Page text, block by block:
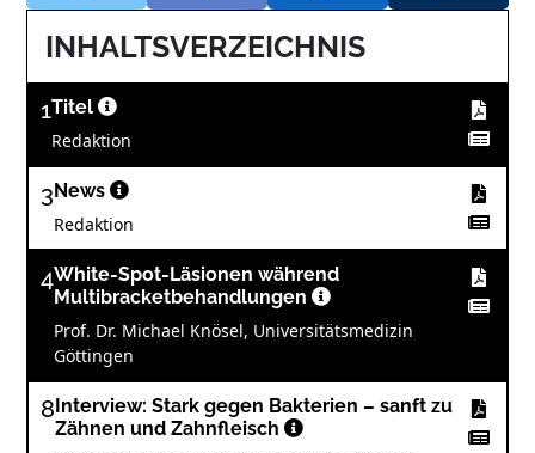
INHALTSVERZEICHNIS
1Titel
Redaktion
3 News
Redaktion
4White-Spot-Läsionen während
Multibracketbehandlungen
Prof. Dr. Michael Knösel, Universitätsmedizin
Göttingen
8 Interview: Stark gegen Bakterien – sanft zu
Zähnen und Zahnfleisch